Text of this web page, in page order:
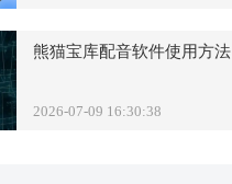
熊猫宝库配音软件使用方法
2026-07-09 16:30:38